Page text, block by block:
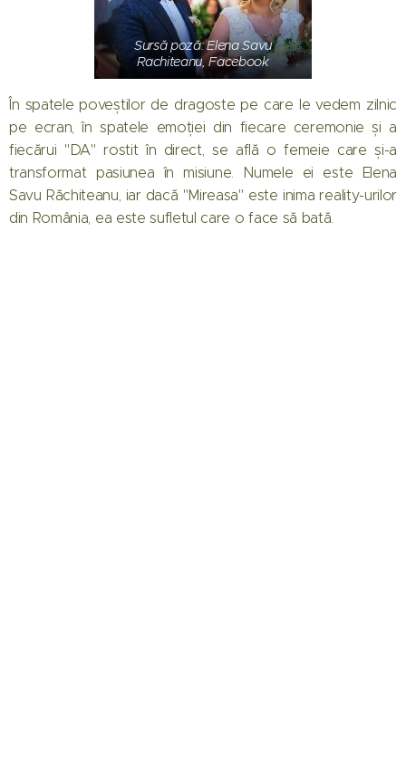
Sursă poză: Elena Savu
Rachiteanu, Facebook
În spatele poveștilor de dragoste pe care le vedem zilnic
pe ecran, în spatele emoției din fiecare ceremonie și a
fiecărui "DA" rostit în direct, se află o femeie care și-a
transformat pasiunea în misiune. Numele ei este Elena
Savu Răchiteanu, iar dacă "Mireasa" este inima reality-urilor
din România, ea este sufletul care o face să bată.